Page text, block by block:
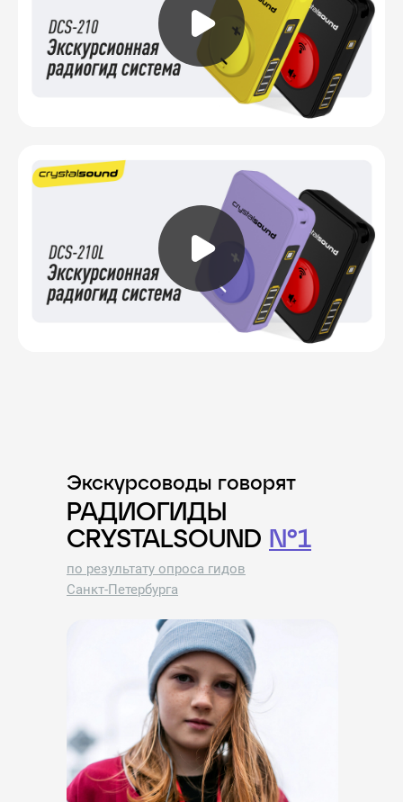
Экскурсоводы говорят
РАДИОГИДЫ
CRYSTALSOUND №1
по результату опроса гидов
Санкт-Петербурга